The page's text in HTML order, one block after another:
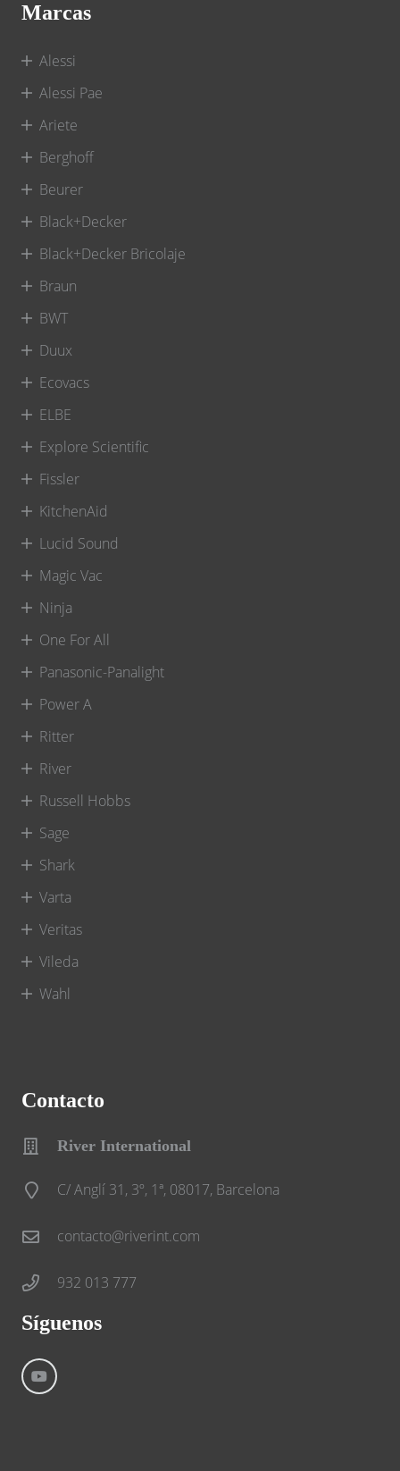
Marcas
Alessi
Alessi Pae
Ariete
Berghoff
Beurer
Black+Decker
Black+Decker Bricolaje
Braun
BWT
Duux
Ecovacs
ELBE
Explore Scientific
Fissler
KitchenAid
Lucid Sound
Magic Vac
Ninja
One For All
Panasonic-Panalight
Power A
Ritter
River
Russell Hobbs
Sage
Shark
Varta
Veritas
Vileda
Wahl
Contacto
River International
C/ Anglí 31, 3º, 1ª, 08017, Barcelona
contacto@riverint.com
932 013 777
Síguenos